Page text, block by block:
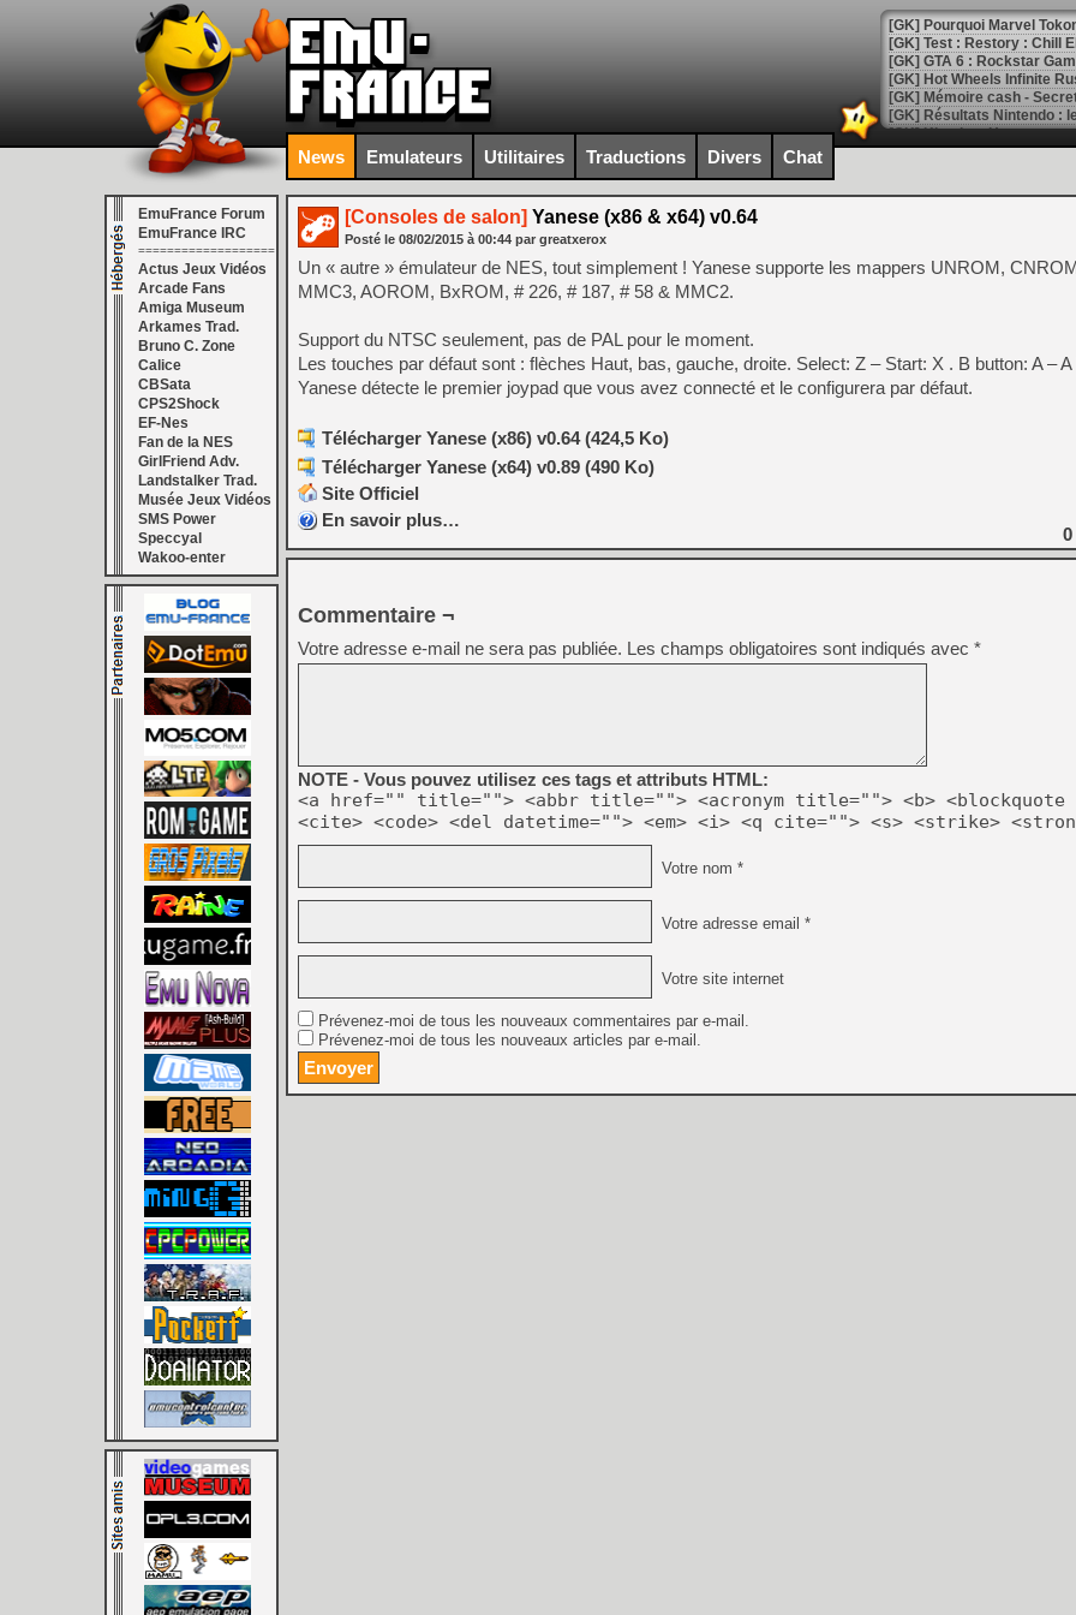
[GK] Pourquoi Marvel
[GK] Test : Restory : Chill
[GK] GTA 6 : Rockstar
[GK] Hot Wheels Infinite
[GK] Mémoire cash -
[GK] Résultats Nintendo :
[GK] Déjà des
[Mo5] Brickboy cherche à
[GK] Minecraft et ses «
[GK] Beast of
[GK] Ubisoft : fin de partie
[GK] Mémoire cash -
[GK] Dan Houser (GTA)
[GK] Comment EA Sports
[GK] Crimson Moon : un
[GK] Isle of Reveries : le
[GK] Moonlighter 2 : The
[GK] Capcom relance
[Mo5] Deux inédits du
[GK] Le beat'em up The
[GK] Endless Legend 2 :
[LS] [PS5] Le WebKit
[GK] Oubliez Crazy Taxi,
[LS] [Switch] NSZ 5.0.0
[GK] No More Room in
[GK] Un chatbot Atelier
[GK] Mémoire cash -
[GK] Nvidia : le prix des
[GK] Suikoden Star Leap
[Mo5] La mini borne
News Emulateurs Utilitaires Traductions Divers Chat
EmuFrance Forum
EmuFrance IRC
===================
Actus Jeux Vidéos
Arcade Fans
Amiga Museum
Arkames Trad.
Bruno C. Zone
Calice
CBSata
CPS2Shock
EF-Nes
Fan de la NES
GirlFriend Adv.
Landstalker Trad.
Musée Jeux Vidéos
SMS Power
Speccyal
Wakoo-enter
[Consoles de salon] Yanese (x86 & x64) v0.64
Posté le 08/02/2015 à 00:44 par greatxerox
Un « autre » émulateur de NES, tout simplement ! Yanese supporte les mappers UNROM,
MMC3, AOROM, BxROM, # 226, # 187, # 58 & MMC2.
Support du NTSC seulement, pas de PAL pour le moment.
Les touches par défaut sont : flèches Haut, bas, gauche, droite. Select: Z – Start: X . B button: A – A
Yanese détecte le premier joypad que vous avez connecté et le configurera par défaut.
Télécharger Yanese (x86) v0.64 (424,5 Ko)
Télécharger Yanese (x64) v0.89 (490 Ko)
Site Officiel
En savoir plus…
0
Commentaire ¬
Votre adresse e-mail ne sera pas publiée. Les champs obligatoires sont indiqués avec *
NOTE - Vous pouvez utilisez ces tags et attributs HTML:
<a href="" title=""> <abbr title=""> <acronym title=""> <b> <blockquote
<cite> <code> <del datetime=""> <em> <i> <q cite=""> <s> <strike>
Votre nom *
Votre adresse email *
Votre site internet
Prévenez-moi de tous les nouveaux commentaires par e-mail.
Prévenez-moi de tous les nouveaux articles par e-mail.